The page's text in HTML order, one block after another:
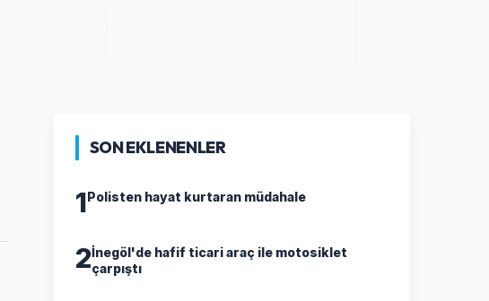
SON EKLENENLER
1Polisten hayat kurtaran müdahale
2İnegöl'de hafif ticari araç ile motosiklet
çarpıştı